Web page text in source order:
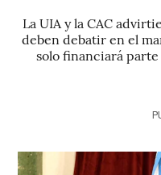
La UIA y la CAC
deben debatir en el
solo financiará